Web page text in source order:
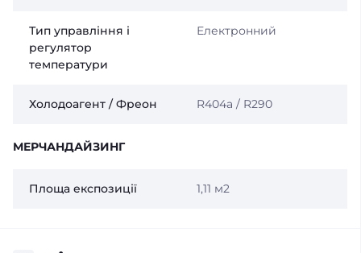
Тип управління і
регулятор
температури
Електронний
Холодоагент / Фреон R404a / R290
МЕРЧАНДАЙЗИНГ
Площа експозиції 1,11 м2